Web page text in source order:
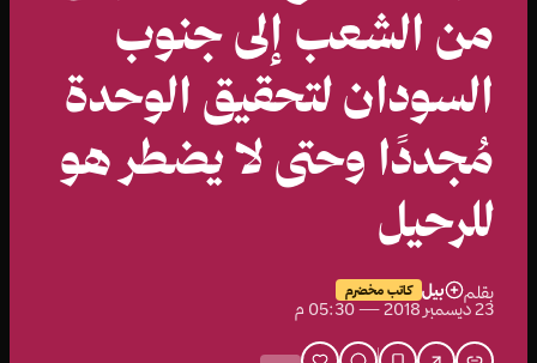
من الشعب إلى جنوب
السودان لتحقيق الوحدة
مُجددًا وحتى لا يضطر هو
للرحيل
بقلم بيل كاتب مخضرم
23 ديسمبر 2018 — 05:30 م